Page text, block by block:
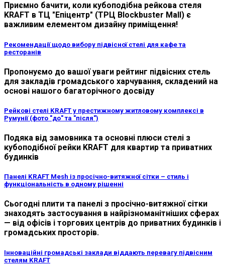
Приємно бачити, коли кубоподібна рейкова стеля
KRAFT в ТЦ "Епіцентр" (ТРЦ Blockbuster Mall) є
важливим елементом дизайну приміщення!
Рекомендації щодо вибору підвісної стелі для кафе та
ресторанів
Пропонуємо до вашої уваги рейтинг підвісних стель
для закладів громадського харчування, складений на
основі нашого багаторічного досвіду
Рейкові стелі KRAFT у престижному житловому комплексі в
Румунії (фото "до" та "після")
Подяка від замовника та основні плюси стелі з
кубоподібної рейки KRAFT для квартир та приватних
будинків
Панелі KRAFT Mesh із просічно-витяжної сітки – стиль і
функціональність в одному рішенні
Сьогодні плити та панелі з просічно-витяжної сітки
знаходять застосування в найрізноманітніших сферах
— від офісів і торгових центрів до приватних будинків і
громадських просторів.
Інноваційні громадські заклади віддають перевагу підвісним
стелям KRAFT